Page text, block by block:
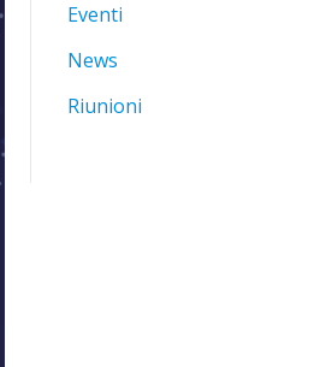
Eventi
News
Riunioni